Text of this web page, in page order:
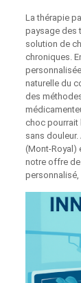
La thérapie
paysage des
solution de
chroniques.
naturelle du
des
choc pourrait
sans douleur.
(Mont-Royal)
notre offre
personnalisé,